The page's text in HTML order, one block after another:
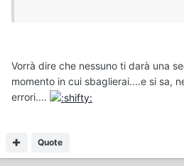
Vorrà dire che nessuno ti darà una
momento in cui sbaglierai....e si sa,
errori....
Quote